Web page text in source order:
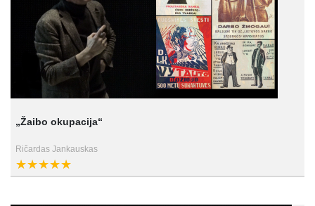
„Žaibo okupacija“
Ričardas Jankauskas